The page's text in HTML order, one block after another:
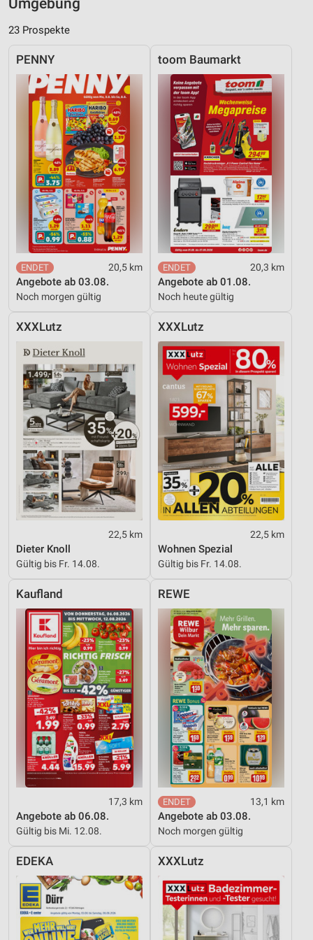
Umgebung
23 Prospekte
PENNY
20,5 km
Angebote ab 03.08.
Noch morgen gültig
toom Baumarkt
20,3 km
Angebote ab 01.08.
Noch heute gültig
XXXLutz
22,5 km
Dieter Knoll
Gültig bis Fr. 14.08.
XXXLutz
22,5 km
Wohnen Spezial
Gültig bis Fr. 14.08.
Kaufland
17,3 km
Angebote ab 06.08.
Gültig bis Mi. 12.08.
REWE
13,1 km
Angebote ab 03.08.
Noch morgen gültig
EDEKA XXXLutz